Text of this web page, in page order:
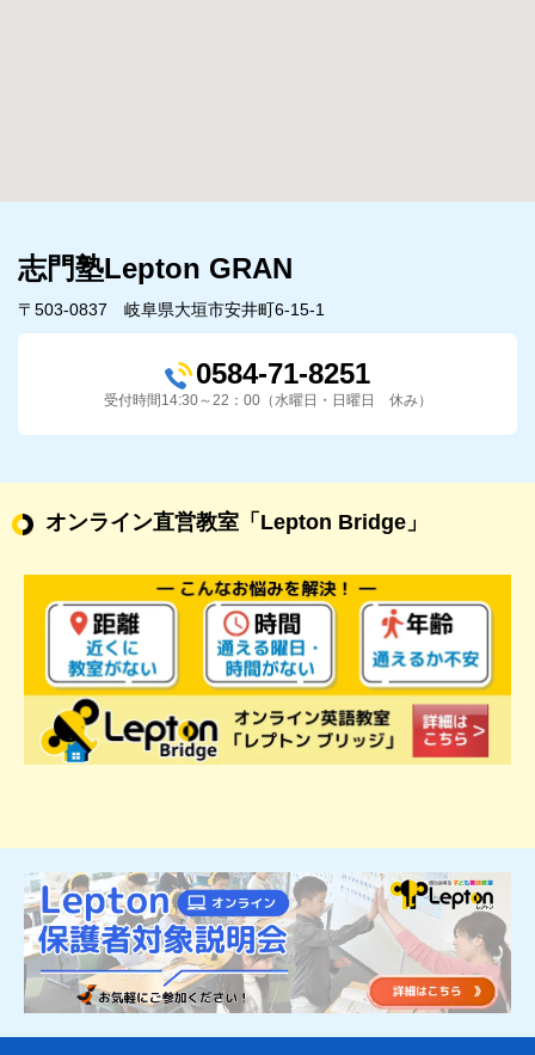
志門塾Lepton GRAN
〒503-0837 岐阜県大垣市安井町6-15-1
0584-71-8251
受付時間14:30～22：00（水曜日・日曜日 休み）
オンライン直営教室 「Lepton Bridge」